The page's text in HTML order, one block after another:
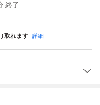
終了
取れます 詳細